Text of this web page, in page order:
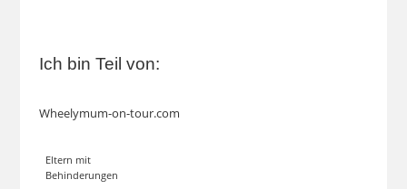
Ich bin Teil von:
Wheelymum-on-tour.com
Eltern mit
Behinderungen